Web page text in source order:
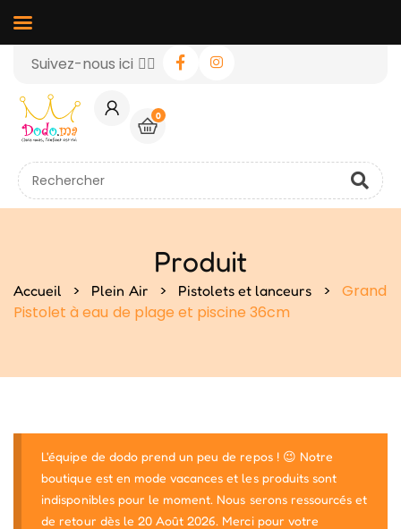
Suivez-nous ici 👉🏻
0
Produit
Accueil > Plein Air > Pistolets et lanceurs >
Grand
Pistolet à eau de plage et piscine 36cm
L'équipe de dodo prend un peu de repos ! 😉 Notre
boutique est en mode vacances et les produits sont
indisponibles pour le moment. Nous serons ressourcés et
de retour dès le 20 Août 2026. Merci pour votre